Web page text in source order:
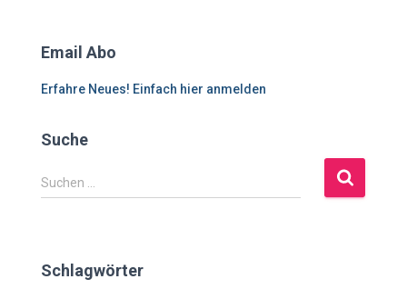
Email Abo
Erfahre Neues! Einfach hier anmelden
Suche
S
u
n
Suchen …
Schlagwörter